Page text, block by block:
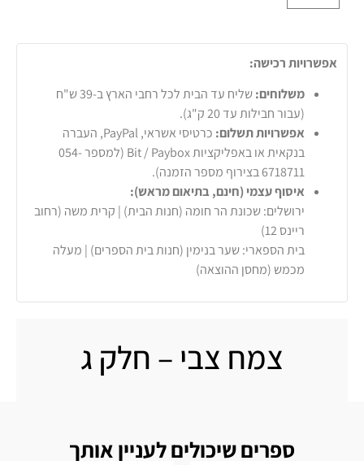
אפשרויות רכישה:
משלוחים:
שליח עד הבית לכל רחבי הארץ ב-39 ש"ח
(עבור חבילות עד 20 ק"ג).
אפשרויות תשלום:
כרטיסי אשראי, PayPal, העברה
בנקאית או באפליקציות Bit / Paybox (למספר 054-
6718711 בצירוף מספר הזמנה).
איסוף עצמי (חינם, בתיאום מראש):
ירושלים: שכונת הר חומה (חנות הבית) | קרית משה (רחוב
ריינס 12)
בית הספארי: שער בנימין (חנות בית הספרים) | מעלה
מכמש (מחסן ההוצאה)
צמח צבי – חלק ג
ספרים שיכולים לעניין אותך